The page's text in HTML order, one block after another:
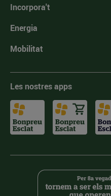
Incorpora't
Energia
Mobilitat
Les nostres apps